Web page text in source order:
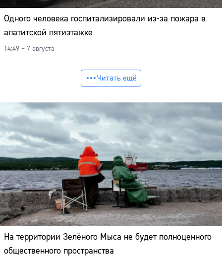
Одного человека госпитализировали из-за пожара в
апатитской пятиэтажке
14:49 – 7 августа
Читать ещё
На территории Зелёного Мыса не будет полноценного
общественного пространства